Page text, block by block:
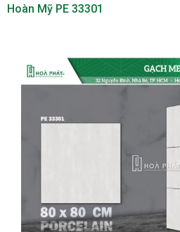
Hoàn Mỹ PE 33301